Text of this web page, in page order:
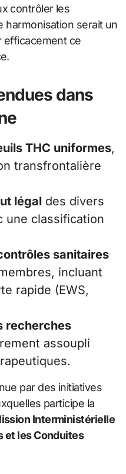
contrôler les
harmonisation serait un
efficacement ce
dans
THC uniformes,
transfrontalière
légal des divers
une classification
sanitaires
incluant
rapide (EWS,
recherches
assoupli
par des initiatives
participe la
Interministérielle
et les Conduites